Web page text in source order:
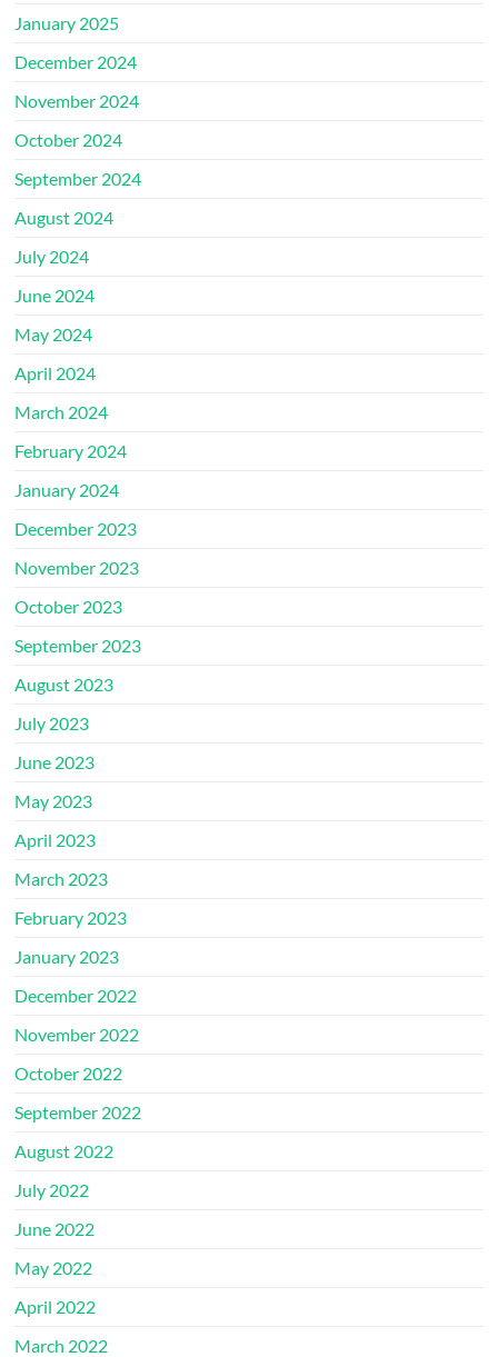
January 2025
December 2024
November 2024
October 2024
September 2024
August 2024
July 2024
June 2024
May 2024
April 2024
March 2024
February 2024
January 2024
December 2023
November 2023
October 2023
September 2023
August 2023
July 2023
June 2023
May 2023
April 2023
March 2023
February 2023
January 2023
December 2022
November 2022
October 2022
September 2022
August 2022
July 2022
June 2022
May 2022
April 2022
March 2022